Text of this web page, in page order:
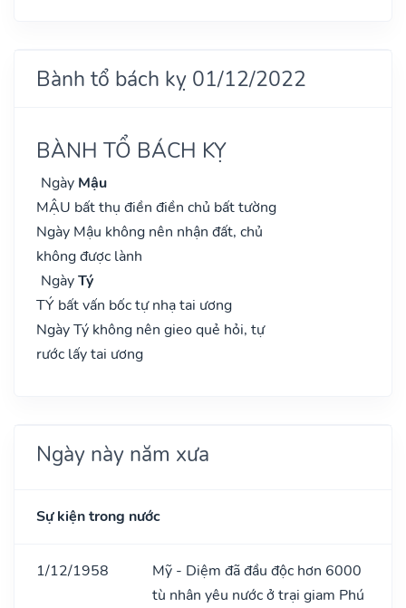
Bành tổ bách kỵ 01/12/2022
BÀNH TỔ BÁCH KỴ
Ngày Mậu
MẬU bất thụ điền điền chủ bất tường
Ngày Mậu không nên nhận đất, chủ
không được lành
NgàyTý
TÝ bất vấn bốc tự nhạ tai ương
Ngày Tý không nên gieo quẻ hỏi, tự
rước lấy tai ương
Ngày này năm xưa
Sự kiện trong nước
1/12/1958
Mỹ - Diệm đã đầu độc hơn 6000
tù nhân yêu nước ở trại giam Phú